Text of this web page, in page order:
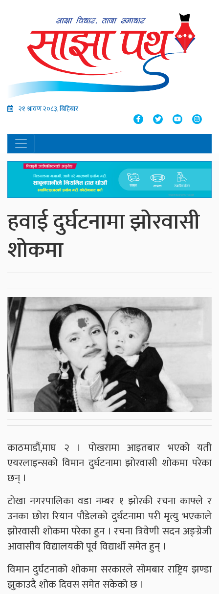
२१ श्रावण २०८३, बिहिबार
हवाई दुर्घटनामा झोरवासी
शोकमा
काठमाडौं,माघ २ । पोखरामा आइतबार भएको यती
एयरलाइन्सको विमान दुर्घटनामा झोरवासी शोकमा परेका
छन् ।
टोखा नगरपालिका वडा नम्बर १ झोरकी रचना काफ्ले र
उनका छोरा रियान पौडेलको दुर्घटनामा परी मृत्यु भएकाले
झोरवासी शोकमा परेका हुन । रचना त्रिवेणी सदन अङ्ग्रेजी
आवासीय विद्यालयकी पूर्व विद्यार्थी समेत हुन् ।
विमान दुर्घटनाको शोकमा सरकारले सोमबार राष्ट्रिय झण्डा
झुकाउदै शोक दिवस समेत सकेको छ ।